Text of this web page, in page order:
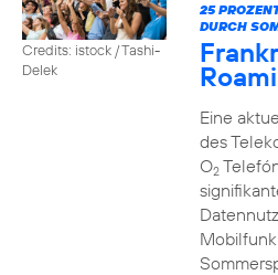
Credits: istock / Tashi-
Delek
25
DURCH
Eine
des
O2